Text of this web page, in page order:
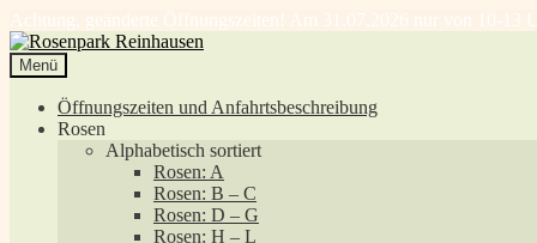
Achtung, geänderte Öffnungszeiten! Am 31.07.2026 nur von 10-13
Zur
Navigation
springen
Zum
Inhalt
springen
Menü
Öffnungszeiten und Anfahrtsbeschreibung
Rosen
Alphabetisch sortiert
Rosen: A
Rosen: B – C
Rosen: D – G
Rosen: H – L